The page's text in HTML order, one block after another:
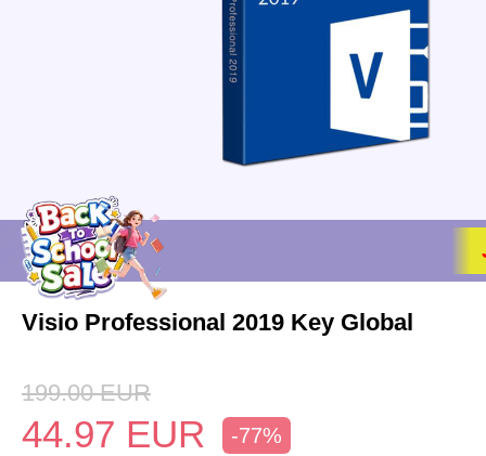
Visio Professional 2019 Key Global
199.00 EUR
44.97 EUR -77%